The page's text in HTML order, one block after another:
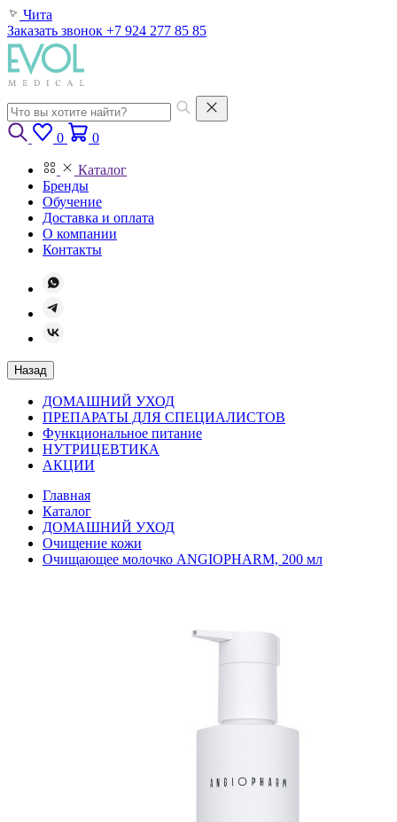
Чита
Заказать звонок +7 924 277 85 85
0 0
Каталог
Бренды
Обучение
Доставка и оплата
О компании
Контакты
Назад
ДОМАШНИЙ УХОД
ПРЕПАРАТЫ ДЛЯ СПЕЦИАЛИСТОВ
Функциональное питание
НУТРИЦЕВТИКА
АКЦИИ
Главная
Каталог
ДОМАШНИЙ УХОД
Очищение кожи
Очищающее молочко ANGIOPHARM, 200 мл